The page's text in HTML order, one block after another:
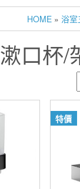
HOME » 浴
漱口杯/
特價